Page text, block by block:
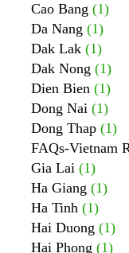
Cao Bang (1)
Da Nang (1)
Dak Lak (1)
Dak Nong (1)
Dien Bien (1)
Dong Nai (1)
Dong Thap (1)
FAQs-Vietnam
Gia Lai (1)
Ha Giang (1)
Ha Tinh (1)
Hai Duong (1)
Hai Phong (1)